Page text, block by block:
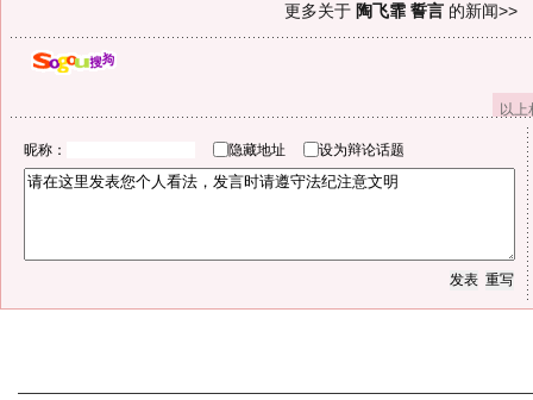
更多关于 陶飞霏 誓言 的新闻>>
以
昵称： 隐藏地址 设为辩论话题